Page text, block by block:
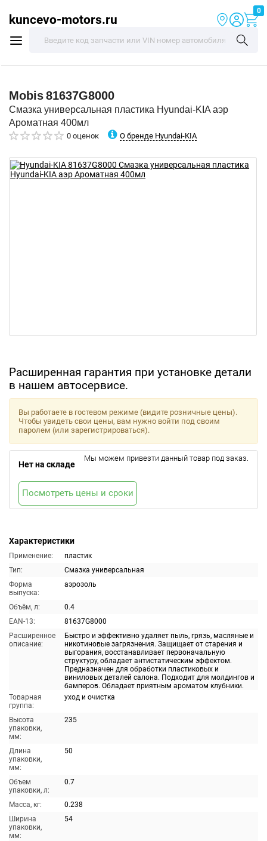
kuncevo-motors.ru
0
Mobis81637G8000
Смазка универсальная пластика Hyundai-KIA аэр
Ароматная 400мл
0 оценок О бренде Hyundai-KIA
Расширенная гарантия при установке детали
в нашем автосервисе.
Характеристики
Применение:
пластик
Тип:
Смазка универсальная
Форма
выпуска:
аэрозоль
Объём, л:
0.4
EAN-13:
81637G8000
Расширенное
описание:
Быстро и эффективно удаляет пыль, грязь, масляные и
никотиновые загрязнения. Защищает от старения и
выгорания, восстанавливает первоначальную
структуру, обладает антистатическим эффектом.
Предназначен для обработки пластиковых и
виниловых деталей салона. Подходит для молдингов и
бамперов. Обладает приятным ароматом клубники.
Товарная
группа:
уход и очистка
Высота
упаковки,
мм:
235
Длина
упаковки,
мм:
50
Объем
упаковки, л:
0.7
Масса, кг:
0.238
Ширина
упаковки,
мм:
54
Вы работаете в гостевом режиме (видите розничные цены).
Чтобы увидеть свои цены, вам нужно войти под своим
паролем (или зарегистрироваться).
Нет на складе
Мы можем привезти данный товар под заказ.
Посмотреть цены и сроки